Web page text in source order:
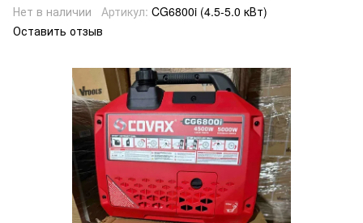
Нет в наличии Артикул: CG6800i (4.5-5.0 кВт)
Оставить отзыв